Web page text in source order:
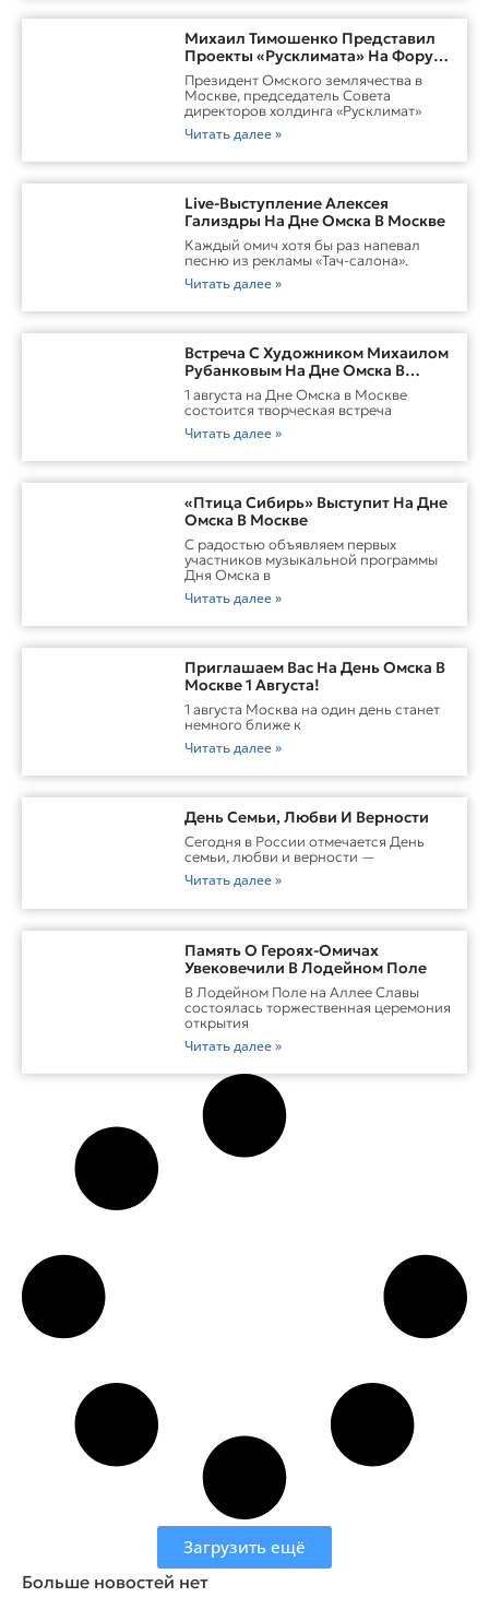
Михаил Тимошенко Представил
Проекты «Русклимата» На Форуме
России И Казахстана
Президент Омского землячества в
Москве, председатель Совета
директоров холдинга «Русклимат»
Читать далее »
Live-Выступление Алексея
Гализдры На Дне Омска В Москве
Каждый омич хотя бы раз напевал
песню из рекламы «Тач-салона».
Читать далее »
Встреча С Художником Михаилом
Рубанковым На Дне Омска В
Москве
1 августа на Дне Омска в Москве
состоится творческая встреча
Читать далее »
«Птица Сибирь» Выступит На Дне
Омска В Москве
С радостью объявляем первых
участников музыкальной программы
Дня Омска в
Читать далее »
Приглашаем Вас На День Омска В
Москве 1 Августа!
1 августа Москва на один день станет
немного ближе к
Читать далее »
День Семьи, Любви И Верности
Сегодня в России отмечается День
семьи, любви и верности —
Читать далее »
Память О Героях-Омичах
Увековечили В Лодейном Поле
В Лодейном Поле на Аллее Славы
состоялась торжественная церемония
открытия
Читать далее »
Загрузить ещё
Больше новостей нет